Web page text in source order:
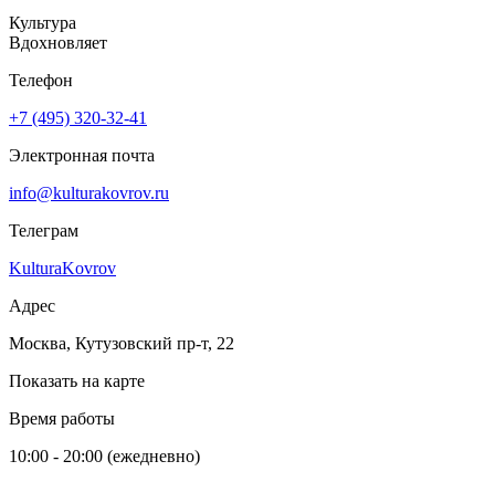
Культура
Вдохновляет
Телефон
+7 (495) 320-32-41
Электронная почта
info@kulturakovrov.ru
Телеграм
KulturaKovrov
Адрес
Москва, Кутузовский пр-т, 22
Показать на карте
Время работы
10:00 - 20:00 (ежедневно)